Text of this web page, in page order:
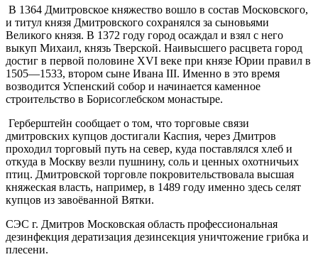
В 1364 Дмитровское княжество вошло в состав Московского,
и титул князя Дмитровского сохранялся за сыновьями
Великого князя. В 1372 году город осаждал и взял с него
выкуп Михаил, князь Тверской. Наивысшего расцвета город
достиг в первой половине XVI веке при князе Юрии правил в
1505—1533, втором сыне Ивана III. Именно в это время
возводится Успенский собор и начинается каменное
строительство в Борисоглебском монастыре.
Герберштейн сообщает о том, что торговые связи
дмитровских купцов достигали Каспия, через Дмитров
проходил торговый путь на север, куда поставлялся хлеб и
откуда в Москву везли пушнину, соль и ценных охотничьих
птиц. Дмитровской торговле покровительствовала высшая
княжеская власть, например, в 1489 году именно здесь селят
купцов из завоёванной Вятки.
СЭС г. Дмитров Московская область профессиональная
дезинфекция дератизация дезинсекция уничтожение грибка и
плесени.